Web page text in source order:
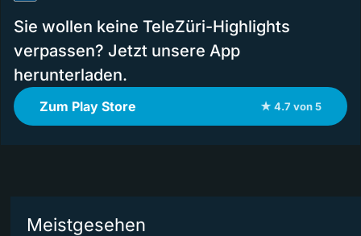
Sie wollen keine TeleZüri-Highlights
verpassen? Jetzt unsere App
herunterladen.
Zum Play Store ★ 4.7 von 5
Meistgesehen